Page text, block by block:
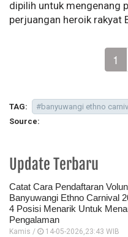
dipilih untuk mengenang
perjuangan heroik rakyat
1
TAG:
#banyuwangi ethno
Source:
Update Terbaru
Catat Cara Pendaftaran
Banyuwangi Ethno Carnival
4 Posisi Menarik Untuk
Pengalaman
Kamis / 14-05-2026,23:43 WIB